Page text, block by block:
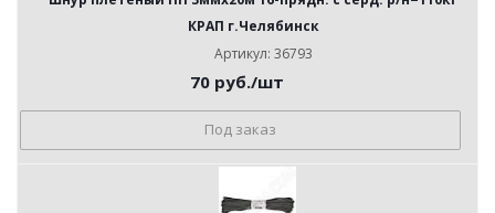
КРАП г.Челябинск
Артикул: 36793
70руб./шт
Под заказ